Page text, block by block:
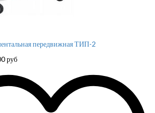
передвижная ТИП-2
руб